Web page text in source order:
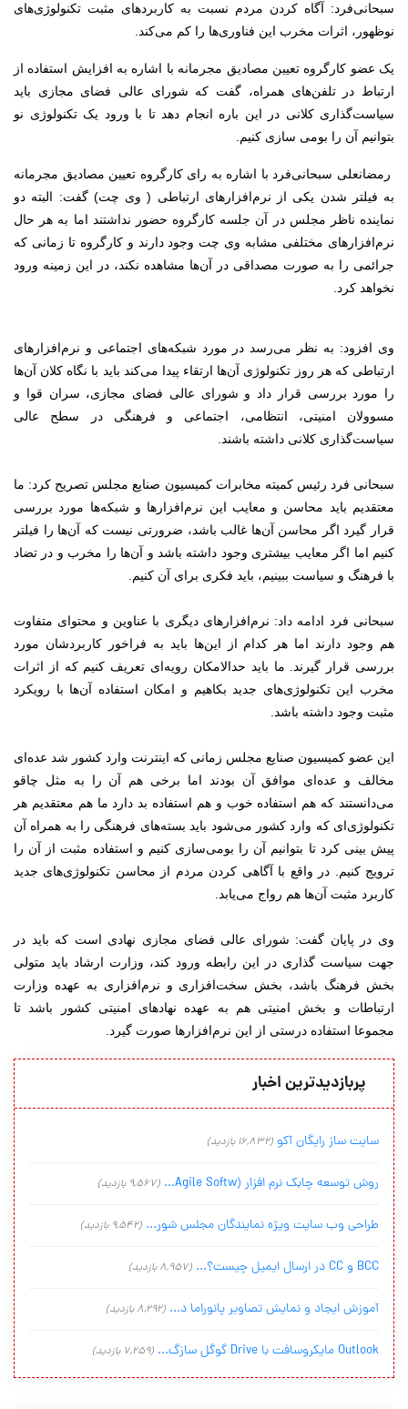
سبحانی‌فرد: آگاه کردن مردم نسبت به کاربردهای مثبت تکنولوژی‌های
نوظهور، اثرات مخرب این فناوری‌ها را کم می‌کند.
یک عضو کارگروه تعیین مصادیق مجرمانه با اشاره به افزایش استفاده از
ارتباط در تلفن‌های همراه، گفت که شورای عالی فضای مجازی باید
سیاست‌گذاری کلانی در این باره انجام دهد تا با ورود یک تکنولوژی نو
بتوانیم آن را بومی سازی کنیم.
رمضانعلی سبحانی‌فرد با اشاره به رای کارگروه تعیین مصادیق مجرمانه
به فیلتر شدن یکی از نرم‌افزارهای ارتباطی ( وی چت) گفت: البته دو
نماینده ناظر مجلس در آن جلسه کارگروه حضور نداشتند اما به هر حال
نرم‌افزارهای مختلفی مشابه وی چت وجود دارند و کارگروه تا زمانی که
جرائمی را به صورت مصداقی در آن‌ها مشاهده نکند، در این زمینه ورود
نخواهد کرد.
وی افزود: به نظر می‌رسد در مورد شبکه‌های اجتماعی و نرم‌افزارهای
ارتباطی که هر روز تکنولوژی آن‌ها ارتقاء پیدا می‌کند باید با نگاه کلان آن‌ها
را مورد بررسی قرار داد و شورای عالی فضای مجازی، سران قوا و
مسوولان امنیتی، انتظامی، اجتماعی و فرهنگی در سطح عالی
سیاست‌گذاری کلانی داشته باشند.
سبحانی فرد رئیس کمیته مخابرات کمیسیون صنایع مجلس تصریح کرد: ما
معتقدیم باید محاسن و معایب این نرم‌افزارها و شبکه‌ها مورد بررسی
قرار گیرد اگر محاسن آن‌ها غالب باشد، ضرورتی نیست که آن‌ها را فیلتر
کنیم اما اگر معایب بیشتری وجود داشته باشد و آن‌ها را مخرب و در تضاد
با فرهنگ و سیاست ببینیم، باید فکری برای آن کنیم.
سبحانی فرد ادامه داد: نرم‌افزارهای دیگری با عناوین و محتوای متفاوت
هم وجود دارند اما هر کدام از این‌ها باید به فراخور کاربردشان مورد
بررسی قرار گیرند. ما باید حدالامکان رویه‌ای تعریف کنیم که از اثرات
مخرب این تکنولوژی‌های جدید بکاهیم و امکان استفاده آن‌ها با رویکرد
مثبت وجود داشته باشد.
این عضو کمیسیون صنایع مجلس زمانی که اینترنت وارد کشور شد عده‌ای
مخالف و عده‌ای موافق آن بودند اما برخی هم آن را به مثل چاقو
می‌دانستند که هم استفاده خوب و هم استفاده بد دارد ما هم معتقدیم هر
تکنولوژی‌ای که وارد کشور می‌شود باید بسته‌های فرهنگی را به همراه آن
پیش بینی کرد تا بتوانیم آن را بومی‌سازی کنیم و استفاده مثبت از آن را
ترویج کنیم. در واقع با آگاهی کردن مردم از محاسن تکنولوژی‌های جدید
کاربرد مثبت آن‌ها هم رواج می‌یابد.
وی در پایان گفت: شورای عالی فضای مجازی نهادی است که باید در
جهت سیاست گذاری در این رابطه ورود کند، وزارت ارشاد باید متولی
بخش فرهنگ باشد، بخش سخت‌افزاری و نرم‌افزاری به عهده وزارت
ارتباطات و بخش امنیتی هم به عهده نهادهای امنیتی کشور باشد تا
مجموعا استفاده درستی از این نرم‌افزارها صورت گیرد.
پربازدیدترین اخبار
سایت ساز رایگان آکو (16,832 بازدید)
روش توسعه چابک نرم افزار (Agile Softw... (9,567 بازدید)
طراحی وب سایت ویژه نمایندگان مجلس شور... (9,542 بازدید)
BCC و CC در ارسال ایمیل چیست؟... (8,957 بازدید)
آموزش ایجاد و نمایش تصاویر پانوراما د... (8,292 بازدید)
Outlook مایکروسافت با Drive گوگل سازگ... (7,259 بازدید)